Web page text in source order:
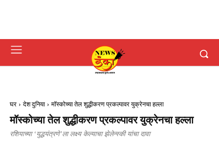
घर देश दुनिया मॉस्कोच्या तेल शुद्धीकरण प्रकल्पावर युक्रेनचा हल्ला
मॉस्कोच्या तेल शुद्धीकरण प्रकल्पावर युक्रेनचा हल्ला
रशियाच्या ‘युद्धयंत्रणे’ला लक्ष्य केल्याचा झेलेन्स्की यांचा दावा